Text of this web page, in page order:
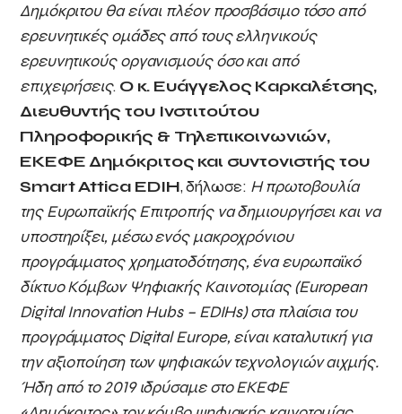
Δημόκριτου θα είναι πλέον προσβάσιμο τόσο από
ερευνητικές ομάδες από τους ελληνικούς
ερευνητικούς οργανισμούς όσο και από
επιχειρήσεις. Ο κ. Ευάγγελος Καρκαλέτσης,
Διευθυντής του Ινστιτούτου
Πληροφορικής & Τηλεπικοινωνιών,
ΕΚΕΦΕ Δημόκριτος και συντονιστής του
SmartAttica EDIH, δήλωσε: Η πρωτοβουλία
της Ευρωπαϊκής Επιτροπής να δημιουργήσει και να
υποστηρίξει, μέσω ενός μακροχρόνιου
προγράμματος χρηματοδότησης, ένα ευρωπαϊκό
δίκτυο Κόμβων Ψηφιακής Καινοτομίας (European
Digital Innovation Hubs– EDIHs) στα πλαίσια του
προγράμματοςDigital Europe, είναι καταλυτική για
την αξιοποίηση των ψηφιακών τεχνολογιών αιχμής.
Ήδη από το 2019 ιδρύσαμε στο ΕΚΕΦΕ